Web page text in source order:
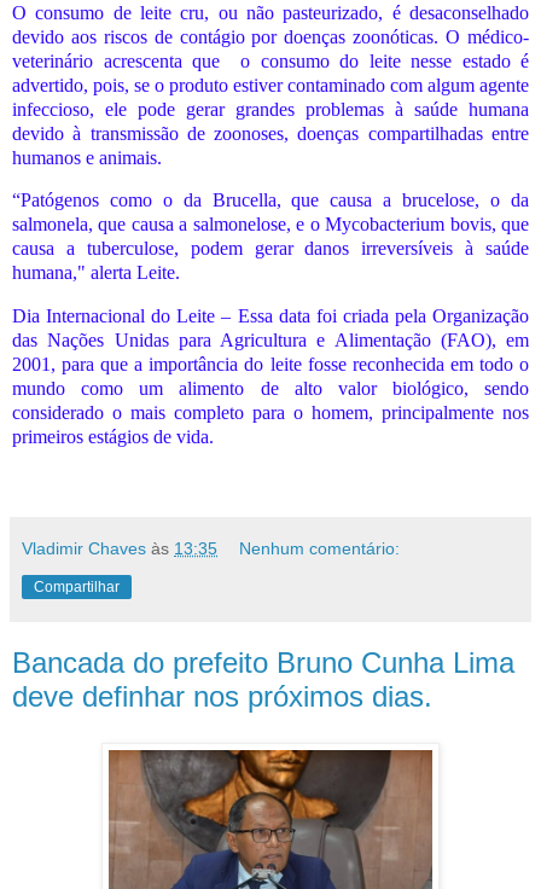
O consumo de leite cru, ou não pasteurizado, é desaconselhado
devido aos riscos de contágio por doenças zoonóticas. O médico-
veterinário acrescenta que
o consumo do leite nesse estado é
advertido, pois, se o produto estiver contaminado com algum agente
infeccioso, ele pode gerar grandes problemas à saúde humana
devido à transmissão de zoonoses, doenças compartilhadas entre
humanos e animais.
“Patógenos como o da Brucella, que causa a brucelose, o da
salmonela, que causa a salmonelose, e o Mycobacterium bovis, que
causa a tuberculose, podem gerar danos irreversíveis à saúde
humana," alerta Leite.
Dia Internacional do Leite – Essa data foi criada pela Organização
das Nações Unidas para Agricultura e Alimentação (FAO), em
2001, para que a importância do leite fosse reconhecida em todo o
mundo como um alimento de alto valor biológico, sendo
considerado o mais completo para o homem, principalmente nos
primeiros estágios de vida.
Vladimir Chaves às 13:35 Nenhum comentário:
Compartilhar
Bancada do prefeito Bruno Cunha Lima
deve definhar nos próximos dias.